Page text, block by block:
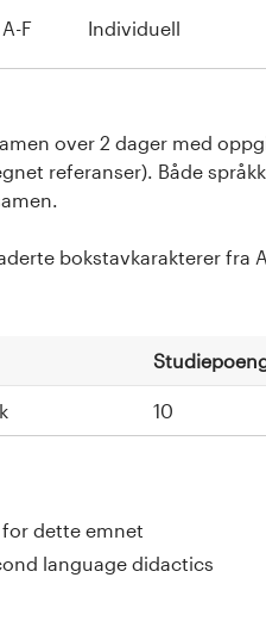
F Individuell
over 2 dager med
referanser). Både
bokstavkarakterer fra
10
dette emnet
language didactics